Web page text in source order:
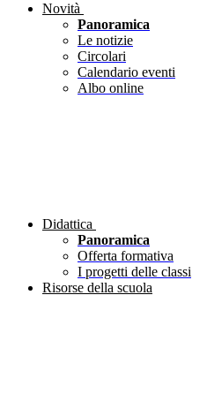
Novità
Panoramica
Le notizie
Circolari
Calendario eventi
Albo online
Didattica
Panoramica
Offerta formativa
I progetti delle classi
Risorse della scuola